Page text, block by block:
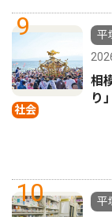
9
社会
平
相
り
10
平